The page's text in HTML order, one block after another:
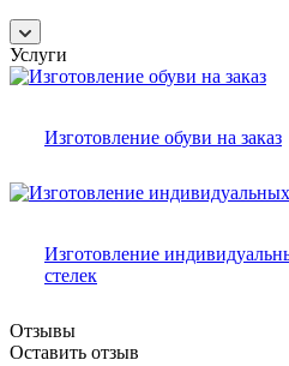
Услуги
Изготовление обуви на заказ
Изготовление
стелек
Отзывы
Оставить отзыв